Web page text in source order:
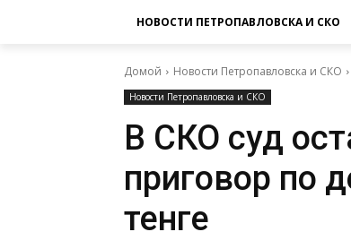
НОВОСТИ ПЕТРОПАВЛОВСКА И СКО
Домой Новости Петропавловска и СКО
Новости Петропавловска и СКО
В СКО суд
приговор по
тенге